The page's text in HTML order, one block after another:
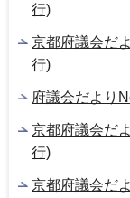
行)
京都府議会だ
行)
府議会だより
京都府議会だ
行)
京都府議会だ